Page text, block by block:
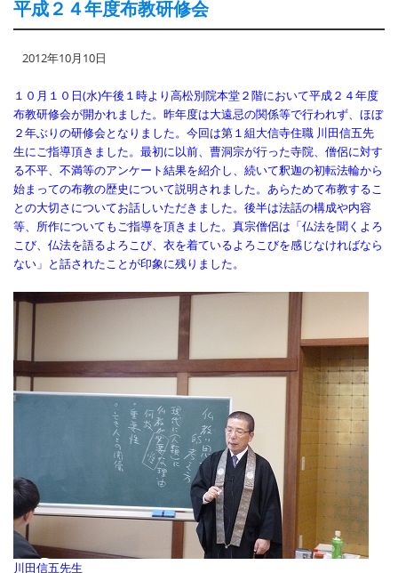
平成２４年度布教研修会
2012年10月10日
１０月１０日(水)午後１時より高松別院本堂２階において平成２４年度
布教研修会が開かれました。昨年度は大遠忌の関係等で行われず、ほぼ
２年ぶりの研修会となりました。今回は第１組大信寺住職 川田信五先
生にご指導頂きました。最初に以前、曹洞宗が行った寺院、僧侶に対す
る不平、不満等のアンケート結果を紹介し、続いて釈迦の初転法輪から
始まっての布教の歴史について説明されました。あらためて布教するこ
との大切さについてお話しいただきました。後半は法話の構成や内容
等、所作についてもご指導を頂きました。真宗僧侶は「仏法を聞くよろ
こび、仏法を語るよろこび、衣を着ているよろこびを感じなければなら
ない」と話されたことが印象に残りました。
川田信五先生